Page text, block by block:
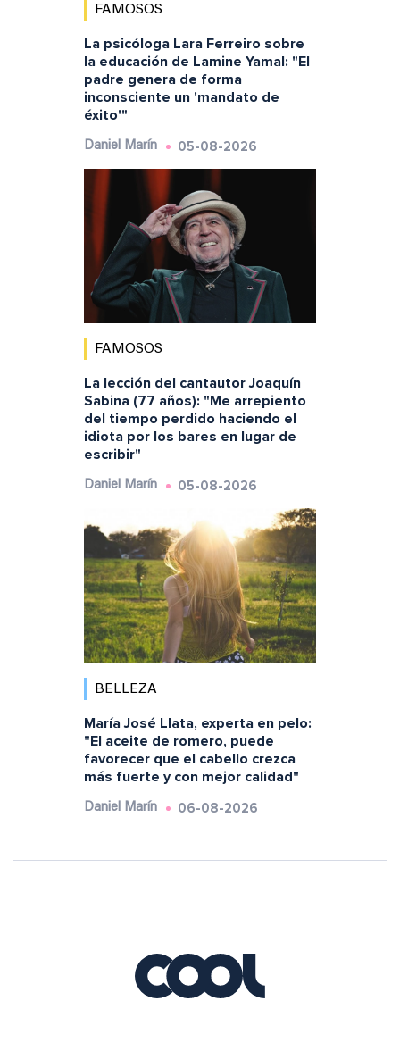
FAMOSOS
La psicóloga Lara Ferreiro sobre
la educación de Lamine Yamal: "El
padre genera de forma
inconsciente un 'mandato de
éxito'"
Daniel Marín 05-08-2026
FAMOSOS
La lección del cantautor Joaquín
Sabina (77 años): "Me arrepiento
del tiempo perdido haciendo el
idiota por los bares en lugar de
escribir"
Daniel Marín 05-08-2026
BELLEZA
María José Llata, experta en pelo:
"El aceite de romero, puede
favorecer que el cabello crezca
más fuerte y con mejor calidad"
Daniel Marín 06-08-2026